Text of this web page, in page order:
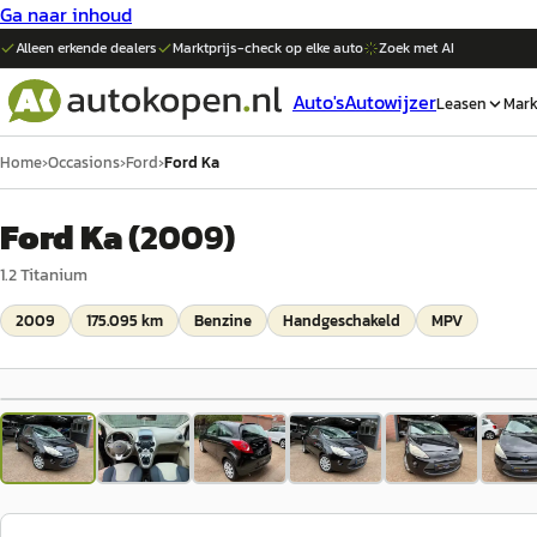
Ga naar inhoud
Alleen erkende dealers Marktprijs-check op elkeauto Zoek met AI
Auto'sAutowijzerLeasen
Home›Occasions›Ford›Ford Ka
Ford Ka(2009)
1.2 Titanium
2009 175.095 km Benzine Handgeschakeld MPV